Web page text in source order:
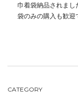
巾着袋納品されまし
袋のみの購入も歓迎
CATEGORY